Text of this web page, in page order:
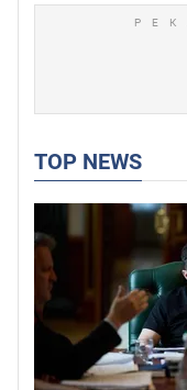
TOP NEWS